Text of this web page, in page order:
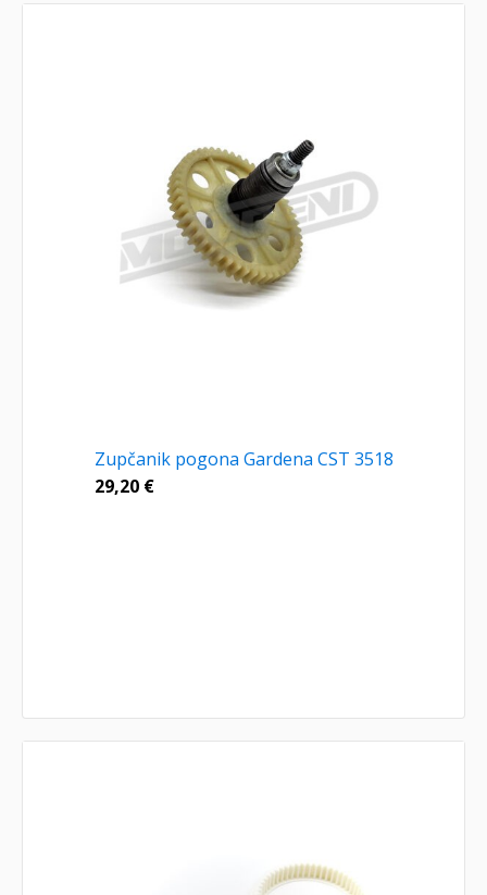
Zupčanik pogona Gardena CST 3518
29,20 €